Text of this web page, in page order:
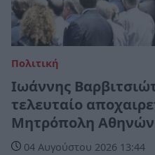
Πολιτική
Ιωάννης
τελευταίο
Μητρόπολη
04 Αυγούστου 2026 13:44